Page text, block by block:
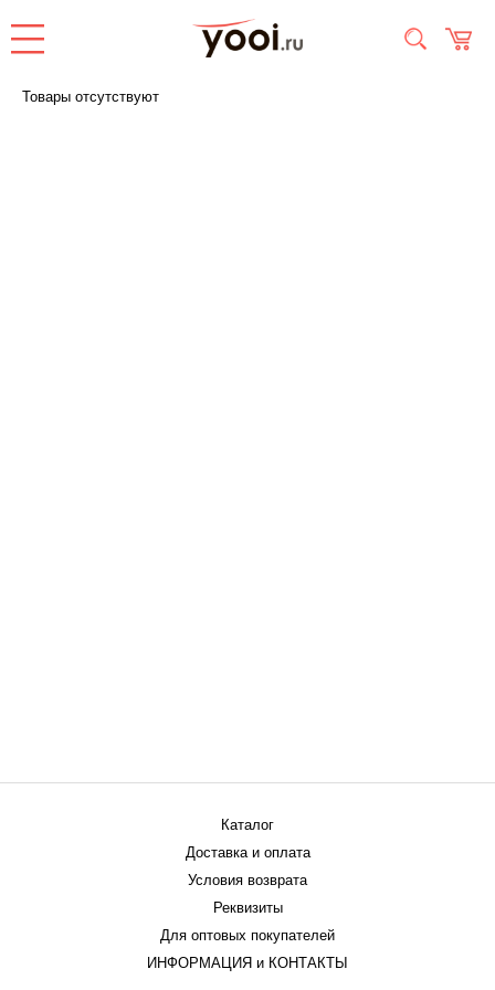
Товары отсутствуют
Каталог
Доставка и оплата
Условия возврата
Реквизиты
Для оптовых покупателей
ИНФОРМАЦИЯ и КОНТАКТЫ